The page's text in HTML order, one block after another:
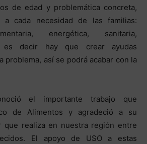
de edad y problemática concreta,
a cada necesidad de las familias:
energética, sanitaria,
es decir hay que crear ayudas
problema, así se podrá acabar con la
el importante trabajo que
de Alimentos y agradeció a su
que realiza en nuestra región entre
El apoyo de USO a estas